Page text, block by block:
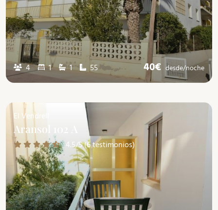
4 1 1 55 40€ desde/noche
El Vendrell
Aransol 102 A
4.5/5 (6 testimonios)